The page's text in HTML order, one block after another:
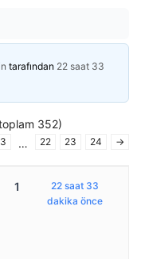
tarafından 22 saat 33
352)
3 … 22 23 24 →
1
22 saat 33
dakika önce